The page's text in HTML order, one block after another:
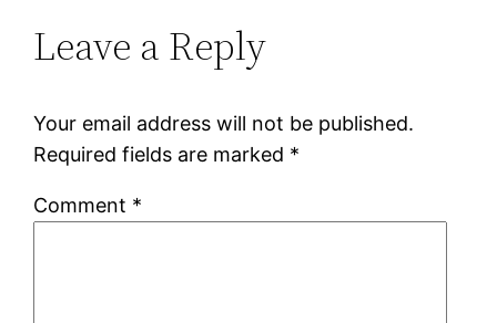
Leave a Reply
Your email address will not be published.
Required fields are marked *
Comment *